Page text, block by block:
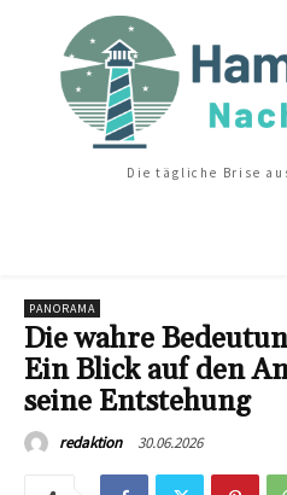
Die tägliche Brise
PANORAMA
Die wahre
Ein Blick auf den
seine Entstehung
redaktion 30.06.2026